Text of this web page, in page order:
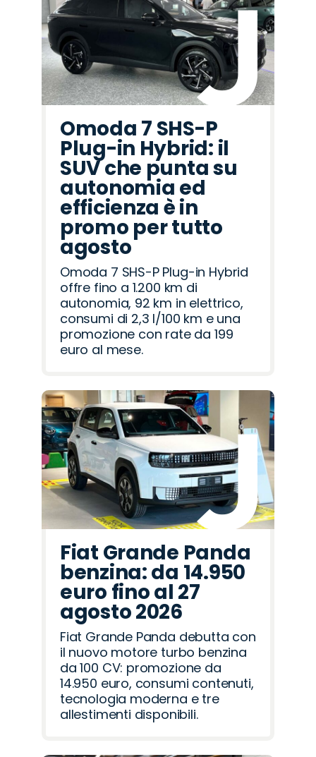
Omoda 7 SHS-P
Plug-in Hybrid: il
SUV che punta su
autonomia ed
efficienza è in
promo per tutto
agosto
Omoda 7 SHS-P Plug-in Hybrid
offre fino a 1.200 km di
autonomia, 92 km in elettrico,
consumi di 2,3 l/100 km e una
promozione con rate da 199
euro al mese.
Fiat Grande Panda
benzina: da 14.950
euro fino al 27
agosto 2026
Fiat Grande Panda debutta con
il nuovo motore turbo benzina
da 100 CV: promozione da
14.950 euro, consumi contenuti,
tecnologia moderna e tre
allestimenti disponibili.